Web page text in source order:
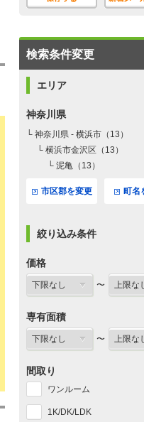
検索条件変更
エリア
神奈川県
└ 神奈川県 - 横浜市（13）
└ 横浜市金沢区（13）
└ 泥亀（13）
市区郡を変更 町名
絞り込み条件
価格
〜
専有面積
〜
間取り
ワンルーム
1K/DK/LDK